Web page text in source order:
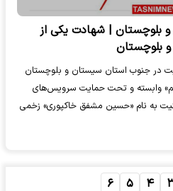
بلوچستان | شهادت یکی از
بلوچستان
به دنبال اقدامات اخیر حافظان امنیت در جنوب استان سیستان و بلوچستان
وابسته و تحت حمایت سرویس‌های
به نام «حسین مشفق خاکپوری» زخمی
۴ ۵ ۶